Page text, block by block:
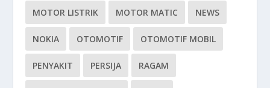
MOTOR LISTRIK MOTOR MATIC NEWS
NOKIA OTOMOTIF OTOMOTIF MOBIL
PENYAKIT PERSIJA RAGAM